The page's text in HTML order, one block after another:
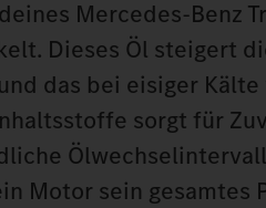
Mercedes‑Benz
Dieses Öl steigert
das bei eisiger
sorgt für
Motor sein gesamtes